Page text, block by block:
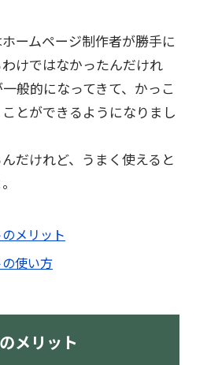
ームページ制作者が勝手に
けではなかったんだけれ
般的になってきて、かっこ
とができるようになりまし
だけれど、うまく使えると
メリット
使い方
メリット